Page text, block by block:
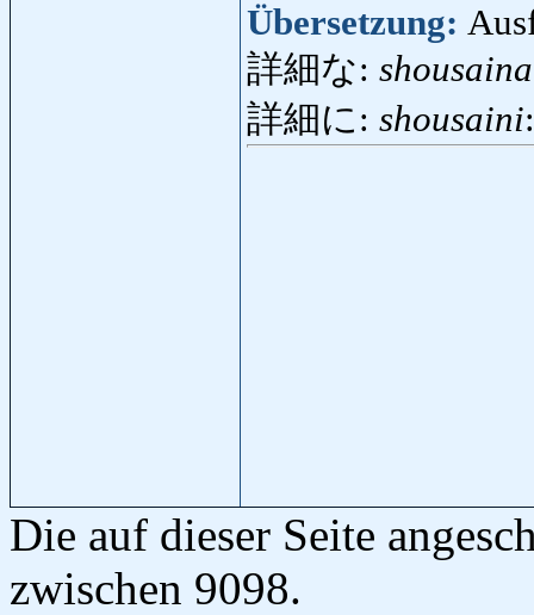
Übersetzung:
詳細な: shousaina
詳細に: shousaini
Die auf dieser Seite
zwischen 9098.